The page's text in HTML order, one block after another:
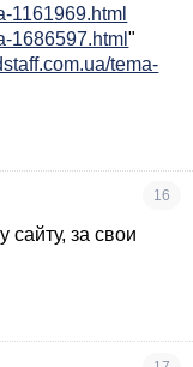
1161969.html
1686597.html"
tema-
16
сайту, за свои